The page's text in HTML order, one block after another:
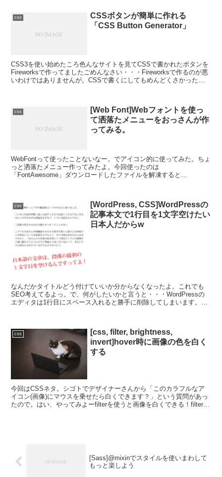
css
CSSボタンが簡単に作れる
「CSS Button Generator」
CSS3を使い始めたころ色んなサイトを見てCSSで書かれたボタンを
Fireworksで作ってましたごめんなさい・・・Fireworksで作るのが悪
いわけではありませんが。CSSで書くにしてもめんどくさかったり
css
[Web Font]Webフォントを使っ
て洒落たメニューをおっさんが作
ってみる。
WebFontって使ったことないなー。でアイコン的に使ってみた。ちょ
っと洒落たメニュー作ってみたよ。今回使ったのは
「FontAwesome」ダウンロードしたファイルを解凍すると
css
[WordPress, CSS]WordPressの
記事本文で1行目を1文字空けたい
日本人だからw
なんだかタイトルどう付けていいか分からなくなったよ。これでも
SEO考えてるよっ。で、何がしたいかと言うと・・・WordPressの
エディタは1行目にスペース入れると勝手に削除してしまいます。ま
css
[css, filter, brightness,
invert]hover時に画像の色を白く
する
今回はCSSネタ。シゴトでデザイナーさんから「このカラフルなア
イコン(画像)にマウスを乗せたら白くできます？」という質問があっ
たので。はい、やってみよーfilterを使うと画像を白くできる！filterプ
[Sass]@mixinでスタイルを使いまわして
もっと楽しよう